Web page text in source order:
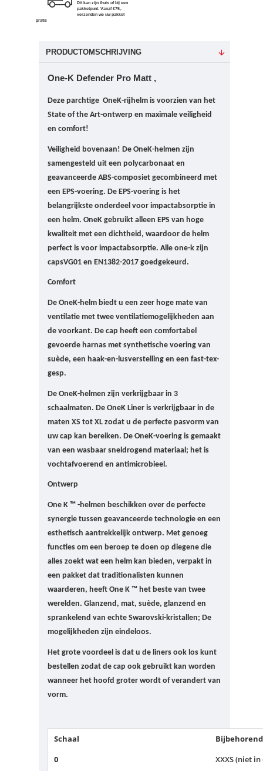
Dit kan zijn thuis of bij een
pakketpunt. Vanaf €75,-
verzenden we uw pakket
gratis
PRODUCTOMSCHRIJVING
One-K Defender Pro Matt ,
Deze parchtige OneK-rijhelm is voorzien van het
State of the Art-ontwerp en maximale veiligheid
en comfort!
Veiligheid bovenaan! De OneK-helmen zijn
samengesteld uit een polycarbonaat en
geavanceerde ABS-composiet gecombineerd met
een EPS-voering. De EPS-voering is het
belangrijkste onderdeel voor impactabsorptie in
een helm. OneK gebruikt alleen EPS van hoge
kwaliteit met een dichtheid, waardoor de helm
perfect is voor impactabsorptie. Alle one-k zijn
capsVG01 en EN1382-2017 goedgekeurd.
Comfort
De OneK-helm biedt u een zeer hoge mate van
ventilatie met twee ventilatiemogelijkheden aan
de voorkant. De cap heeft een comfortabel
gevoerde harnas met synthetische voering van
suède, een haak-en-lusverstelling en een fast-tex-
gesp.
De OneK-helmen zijn verkrijgbaar in 3
schaalmaten. De OneK Liner is verkrijgbaar in de
maten XS tot XL zodat u de perfecte pasvorm van
uw cap kan bereiken. De OneK-voering is gemaakt
van een wasbaar sneldrogend materiaal; het is
vochtafvoerend en antimicrobieel.
Ontwerp
One K ™ -helmen beschikken over de perfecte
synergie tussen geavanceerde technologie en een
esthetisch aantrekkelijk ontwerp. Met genoeg
functies om een ​​beroep te doen op diegene die
alles zoekt wat een helm kan bieden, verpakt in
een pakket dat traditionalisten kunnen
waarderen, heeft One K ™ het beste van twee
werelden. Glanzend, mat, suède, glanzend en
sprankelend van echte Swarovski-kristallen; De
mogelijkheden zijn eindeloos.
Het grote voordeel is dat u de liners ook los kunt
bestellen zodat de cap ook gebruikt kan worden
wanneer het hoofd groter wordt of verandert van
vorm.
Schaal
0
XXXS (niet